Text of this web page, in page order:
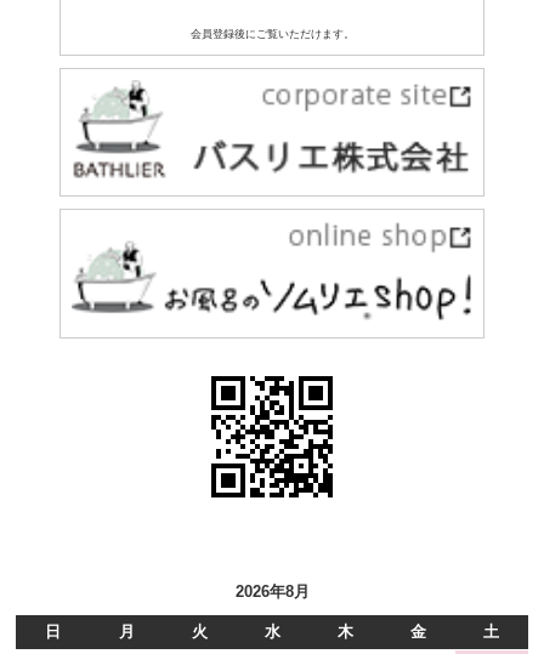
会員登録後にご覧いただけます。
2026年8月
日 月 火 水 木 金
土